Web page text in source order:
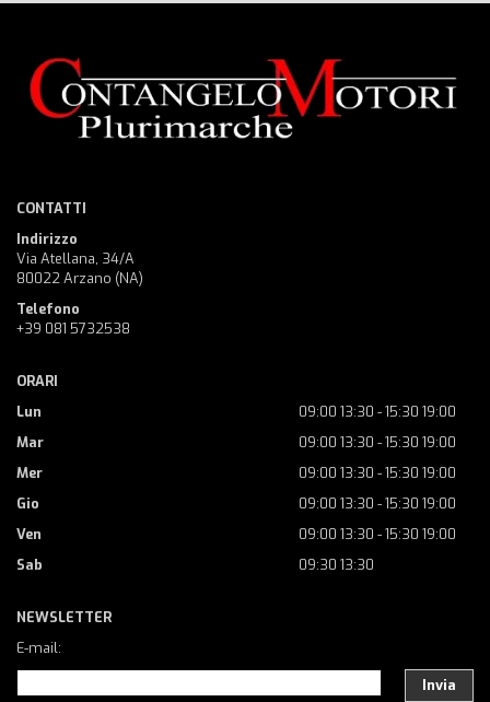
CONTATTI
Indirizzo
Via Atellana, 34/A
80022 Arzano (NA)
Telefono
+39 081 5732538
ORARI
Lun
09:00 13:30 - 15:30 19:00
Mar
09:00 13:30 - 15:30 19:00
Mer
09:00 13:30 - 15:30 19:00
Gio
09:00 13:30 - 15:30 19:00
Ven
09:00 13:30 - 15:30 19:00
Sab
09:30 13:30
NEWSLETTER
E-mail:
Invia